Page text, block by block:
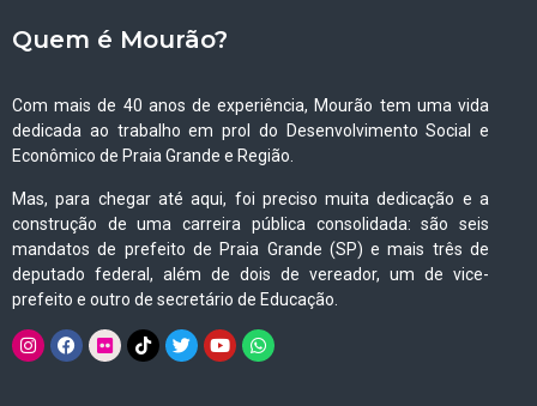
Quem é Mourão?
Com mais de 40 anos de experiência, Mourão tem uma vida
dedicada ao trabalho em prol do Desenvolvimento Social e
Econômico de Praia Grande e Região.
Mas, para chegar até aqui, foi preciso muita dedicação e a
construção de uma carreira pública consolidada: são seis
mandatos de prefeito de Praia Grande (SP) e mais três de
deputado federal, além de dois de vereador, um de vice-
prefeito e outro de secretário de Educação.